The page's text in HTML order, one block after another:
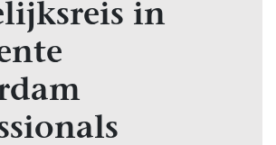
in